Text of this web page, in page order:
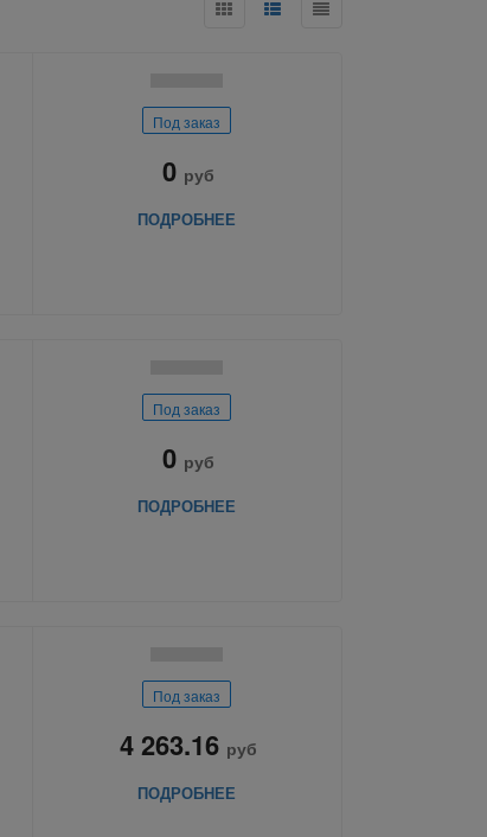
Под заказ
0 руб
ПОДРОБНЕЕ
Под заказ
0 руб
ПОДРОБНЕЕ
Под заказ
4 263.16 руб
ПОДРОБНЕЕ